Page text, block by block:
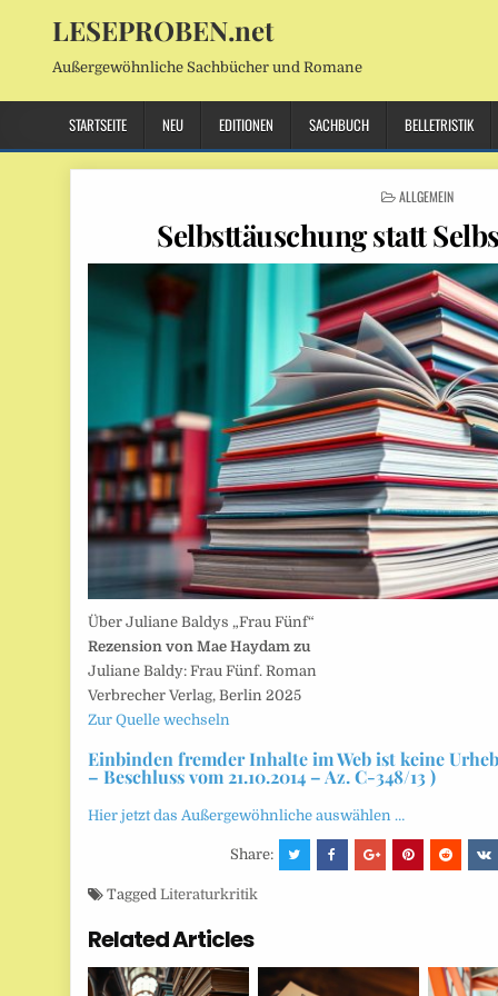
LESEPROBEN.net
Außergewöhnliche Sachbücher und Romane
STARTSEITE NEU EDITIONEN SACHBUCH BELLETRISTIK
POSTED
ALLGEMEIN
Selbsttäuschung statt
Über Juliane Baldys „Frau Fünf“
Rezension von Mae Haydam zu
Juliane Baldy: Frau Fünf. Roman
Verbrecher Verlag, Berlin 2025
Zur Quelle wechseln
Einbinden fremder Inhalte im Web ist keine
– Beschluss vom 21.10.2014 – Az. C-348/13 )
Hier jetzt das Außergewöhnliche auswählen …
Share:
TaggedLiteraturkritik
Related Articles